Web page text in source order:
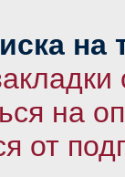
на
на
от